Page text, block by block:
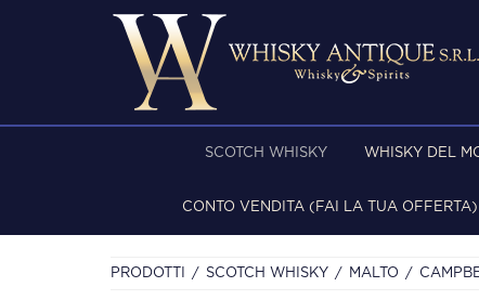
SCOTCH WHISKY WHISKY DEL
CONTO VENDITA (FAI LA TUA OFFERTA)
PRODOTTI SCOTCH WHISKY MALTO